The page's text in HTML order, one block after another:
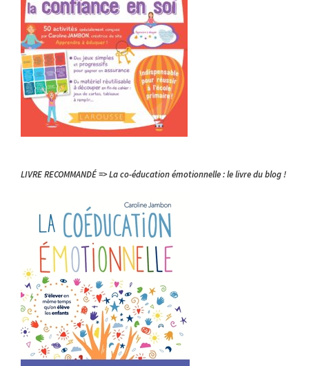
LIVRE RECOMMANDÉ => La co-éducation émotionnelle : le livre du blog !